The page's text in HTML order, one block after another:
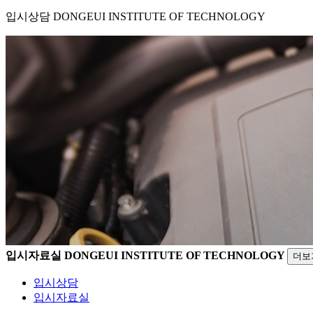
입시상담 DONGEUI INSTITUTE OF TECHNOLOGY
입시자료실 DONGEUI INSTITUTE OF TECHNOLOGY 더보
입시상담
입시자료실